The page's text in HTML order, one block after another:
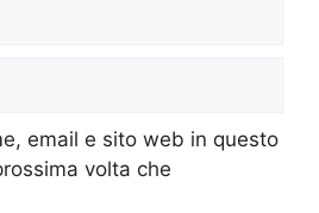
email e sito web in questo
volta che